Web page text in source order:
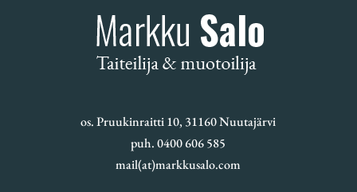
os. Pruukinraitti 10, 31160 Nuutajärvi
puh. 0400 606 585
mail(at)markkusalo.com